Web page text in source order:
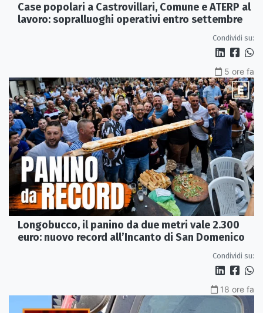
Case popolari a Castrovillari, Comune e ATERP al
lavoro: sopralluoghi operativi entro settembre
Condividi su:
5 ore fa
Longobucco, il panino da due metri vale 2.300
euro: nuovo record all’Incanto di San Domenico
Condividi su:
18 ore fa